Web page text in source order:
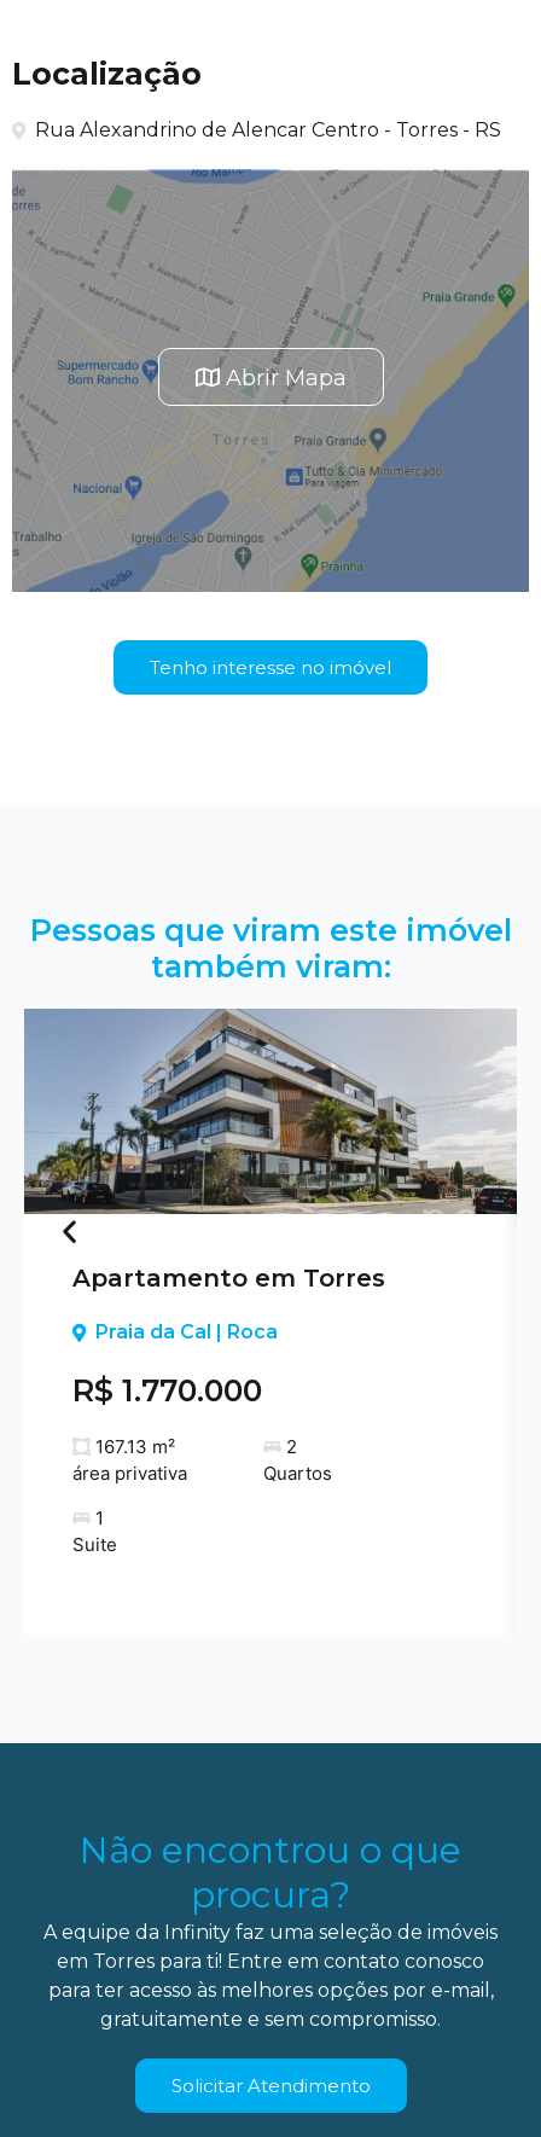
Localização
Rua Alexandrino de Alencar Centro - Torres - RS
Abrir Mapa
Tenho interesse no imóvel
Pessoas que viram este imóvel
também viram:
Previous
Apartamento em Torres
Praia da Cal | Roca
R$ 1.770.000
167.13 m²
área privativa
2
Quartos
1
Suite
Não encontrou o que
procura?
A equipe da Infinity faz uma seleção de imóveis
em Torres para ti! Entre em contato conosco
para ter acesso às melhores opções por e-mail,
gratuitamente e sem compromisso.
Solicitar Atendimento